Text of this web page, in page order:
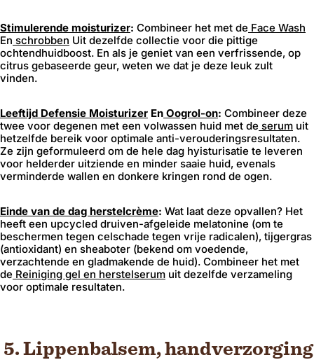
Stimulerende moisturizer: Combineer het met de Face Wash
En schrobben Uit dezelfde collectie voor die pittige
ochtendhuidboost. En als je geniet van een verfrissende, op
citrus gebaseerde geur, weten we dat je deze leuk zult
vinden.
Leeftijd Defensie Moisturizer En Oogrol-on: Combineer deze
twee voor degenen met een volwassen huid met de serum uit
hetzelfde bereik voor optimale anti-verouderingsresultaten.
Ze zijn geformuleerd om de hele dag hyisturisatie te leveren
voor helderder uitziende en minder saaie huid, evenals
verminderde wallen en donkere kringen rond de ogen.
Einde van de dag herstelcrème: Wat laat deze opvallen? Het
heeft een upcycled druiven-afgeleide melatonine (om te
beschermen tegen celschade tegen vrije radicalen), tijgergras
(antioxidant) en sheaboter (bekend om voedende,
verzachtende en gladmakende de huid). Combineer het met
de Reiniging gel en herstelserum uit dezelfde verzameling
voor optimale resultaten.
5. Lippenbalsem, handverzorging